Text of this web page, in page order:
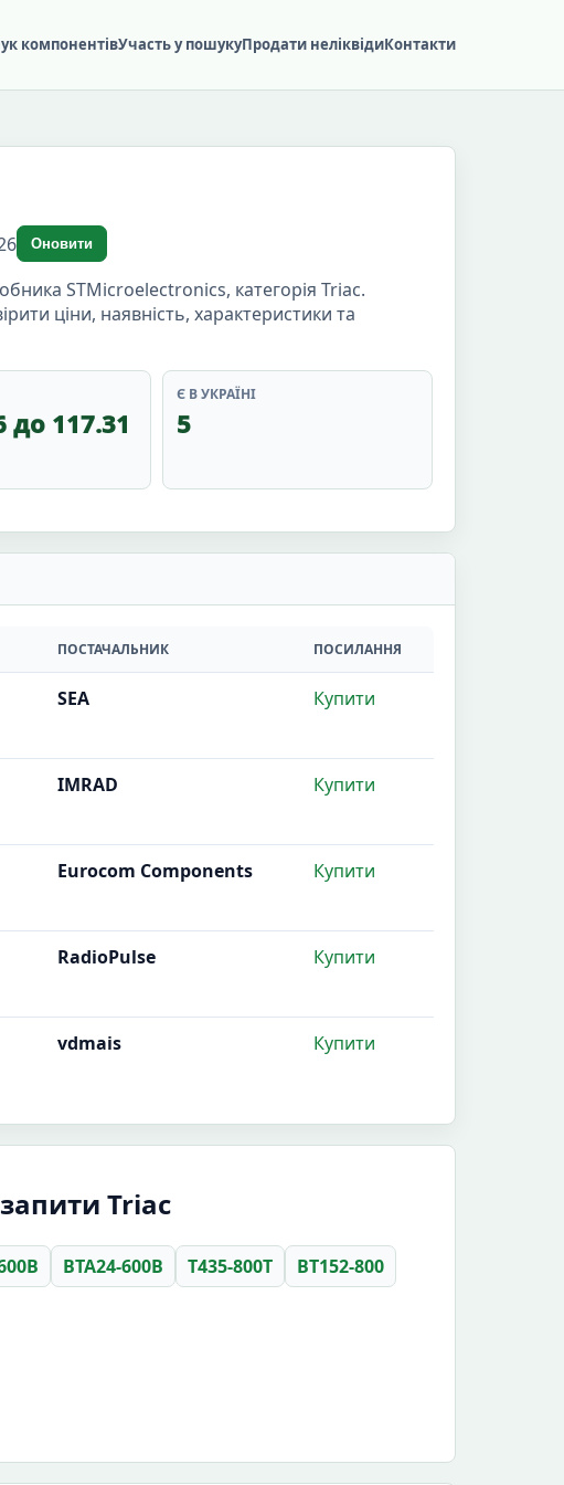
компонентівУчасть у пошукуПродати неліквідиКонтакти
Оновити
STMicroelectronics, категорія Triac.
ціни, наявність, характеристики та
до 117.31
Є В УКРАЇНІ
5
ПОСТАЧАЛЬНИК ПОСИЛАННЯ
SEA Купити
IMRAD Купити
Eurocom Components Купити
RadioPulse Купити
vdmais Купити
Triac
BTA24-600B T435-800T BT152-800